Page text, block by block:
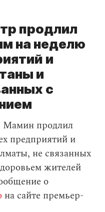
продлил
на неделю
и
и
с
Мамин продлил
предприятий и
не связанных
жителей
о
на сайте премьер-